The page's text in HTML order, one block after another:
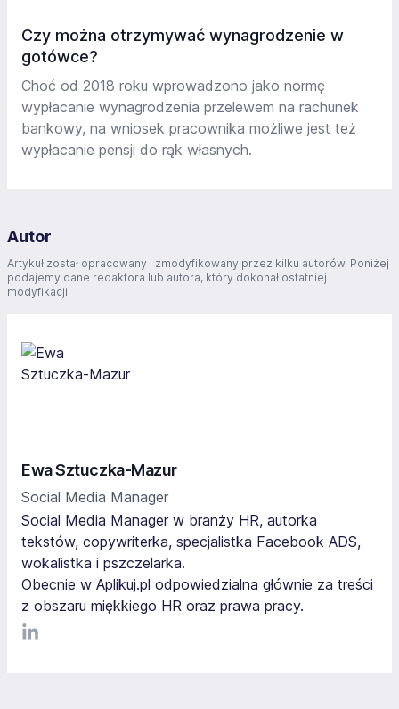
Czy można otrzymywać wynagrodzenie w
gotówce?
Choć od 2018 roku wprowadzono jako normę
wypłacanie wynagrodzenia przelewem na rachunek
bankowy, na wniosek pracownika możliwe jest też
wypłacanie pensji do rąk własnych.
Autor
Artykuł został opracowany i zmodyfikowany przez kilku autorów. Poniżej
podajemy dane redaktora lub autora, który dokonał ostatniej
modyfikacji.
Ewa Sztuczka-Mazur
Social Media Manager
Social Media Manager w branży HR, autorka
tekstów, copywriterka, specjalistka Facebook ADS,
wokalistka i pszczelarka.
Obecnie w Aplikuj.pl odpowiedzialna głównie za treści
z obszaru miękkiego HR oraz prawa pracy.
LinkediIn